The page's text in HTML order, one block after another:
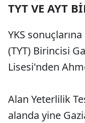
TYT VE AYT
YKS
(TYT) Birincisi
Lisesi'nden
Alan Yeterlilik
alanda yine